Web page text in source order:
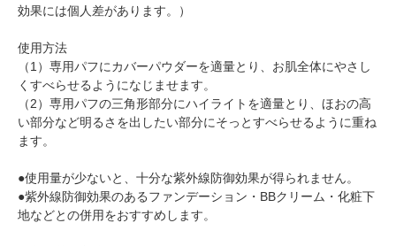
効果には個人差があります。）
使用方法
（1）専用パフにカバーパウダーを適量とり、お肌全体にやさし
くすべらせるようになじませます。
（2）専用パフの三角形部分にハイライトを適量とり、ほおの高
い部分など明るさを出したい部分にそっとすべらせるように重ね
ます。
●使用量が少ないと、十分な紫外線防御効果が得られません。
●紫外線防御効果のあるファンデーション・BBクリーム・化粧下
地などとの併用をおすすめします。